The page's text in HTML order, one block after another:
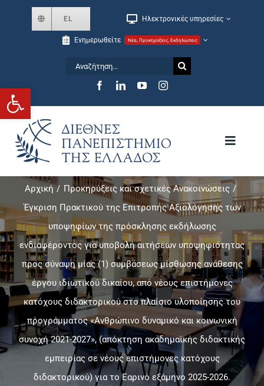
Ανοίξτε τη γραμμή εργαλείων
EL Ηλεκτρονικές υπηρεσίες
Ενημερωθείτε Νέα, Προκηρύξεις, Εκδηλώσεις
Αναζήτηση
Toggle
Το Πανεπιστήμιο
Σχολές και Τμήματα
Μεταπτυχιακά
Πανεπιστημιακές Μονάδες
Πληροφορίες
Αρχική
Προκηρύξεις και σχετικές Ανακοινώσεις
Έγκριση Πρακτικού της Επιτροπής Αξιολόγησης των
υποψηφίων της πρόσκλησης εκδήλωσης
ενδιαφέροντος για υποβολή αιτήσεων υποψηφιότητας
προς σύναψη μίας (1) συμβάσεως μίσθωσης ανάθεσης
έργου ιδιωτικού δικαίου, από νέους επιστήμονες
κατόχους διδακτορικού στο πλαίσιο υλοποίησης του
προγράμματος «Ανθρώπινο δυναμικό και κοινωνική
συνοχή 2021-2027», (απόκτηση ακαδημαϊκής διδακτικής
εμπειρίας σε νέους επιστήμονες κατόχους
διδακτορικού) για το Εαρινό εξάμηνο 2025-2026.